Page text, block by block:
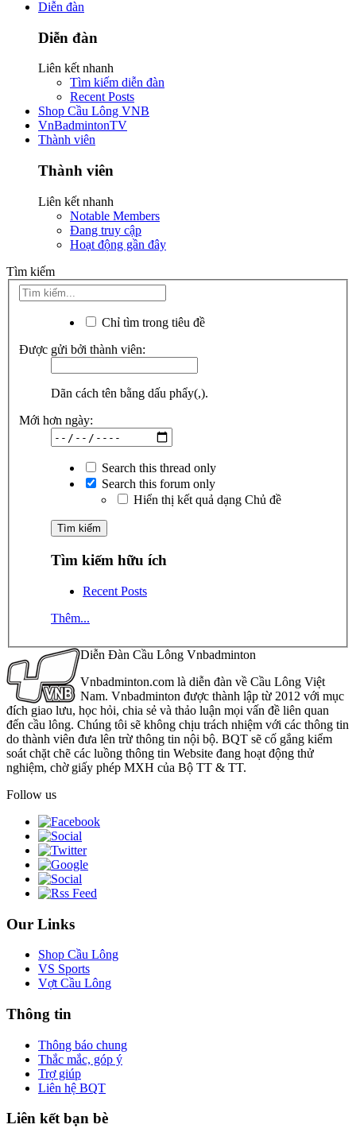
Diễn đàn
Diễn đàn
Liên kết nhanh
Tìm kiếm diễn đàn
Recent Posts
Shop Cầu Lông VNB
VnBadmintonTV
Thành viên
Thành viên
Liên kết nhanh
Notable Members
Đang truy cập
Hoạt động gần đây
Tìm kiếm
Chỉ tìm trong tiêu đề
Được gửi bởi thành viên:
Dãn cách tên bằng dấu phẩy(,).
Mới hơn ngày:
Search this thread only
Search this forum only
Hiển thị kết quả dạng Chủ đề
Tìm kiếm hữu ích
Recent Posts
Thêm...
Diễn Đàn Cầu Lông Vnbadminton
Vnbadminton.com là diễn đàn về Cầu Lông Việt
Nam. Vnbadminton được thành lập từ 2012 với mục
đích giao lưu, học hỏi, chia sẻ và thảo luận mọi vấn đề liên quan
đến cầu lông. Chúng tôi sẽ không chịu trách nhiệm với các thông tin
do thành viên đưa lên trừ thông tin nội bộ. BQT sẽ cố gắng kiểm
soát chặt chẽ các luồng thông tin Website đang hoạt động thử
nghiệm, chờ giấy phép MXH của Bộ TT & TT.
Follow us
Our Links
Shop Cầu Lông
VS Sports
Vợt Cầu Lông
Thông tin
Thông báo chung
Thắc mắc, góp ý
Trợ giúp
Liên hệ BQT
Liên kết bạn bè